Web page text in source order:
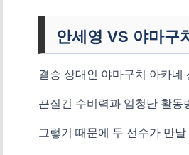
안세영 VS 야마구
결승 상대인 야마구치 아카네
끈질긴 수비력과 엄청난 활동
그렇기 때문에 두 선수가 만